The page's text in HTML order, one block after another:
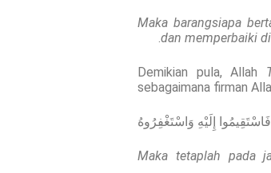
Maka barangsiapa
dan memperbaiki
Demikian pula, Allah
sebagaimana firman
فَاسْتَقِيمُوا إِلَيْهِ وَاسْتَغْفِرُوهُ
Maka tetaplah pada